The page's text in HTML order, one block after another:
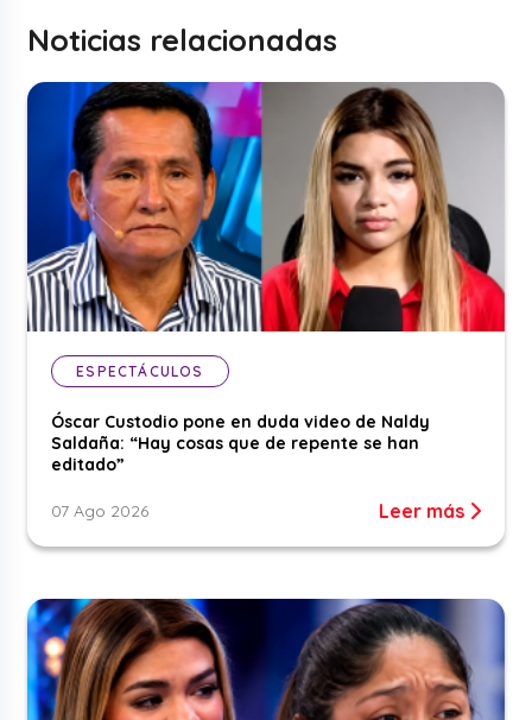
Noticias relacionadas
ESPECTÁCULOS
Óscar Custodio pone en duda video de Naldy
Saldaña: “Hay cosas que de repente se han
editado”
07 Ago 2026 Leer más